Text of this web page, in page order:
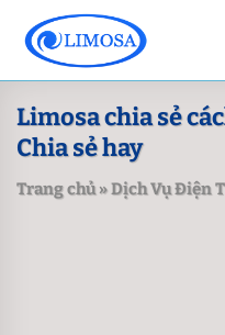
content
Limosa chia sẻ
Chia sẻ hay
Trang chủ»Dịch Vụ Điện